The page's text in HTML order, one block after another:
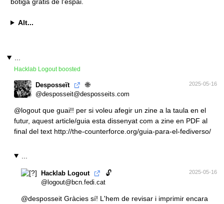
Alt...
Hacklab Logout boosted
Desposseït 🌐 2025-05-16
@desposseit@desposseits.com
@logout que guai!! per si voleu afegir un zine a la taula en el
futur, aquest article/guia esta dissenyat com a zine en PDF al
final del text http://the-counterforce.org/guia-para-el-fediverso/
Hacklab Logout 🔓 2025-05-16
@logout@bcn.fedi.cat
@desposseit Gràcies sí! L'hem de revisar i imprimir encara